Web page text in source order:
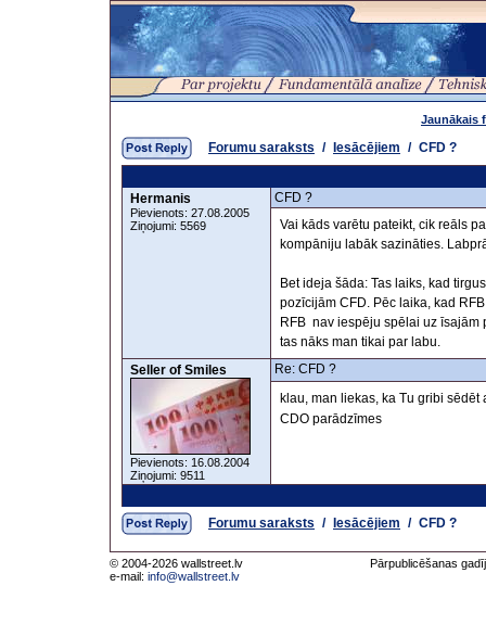
Jaunākais
Forumu saraksts / Iesācējiem / CFD ?
Hermanis
Pievienots: 27.08.2005
Ziņojumi: 5569
CFD ?
Vai kāds varētu pateikt, cik reāls
kompāniju labāk sazināties.
Bet ideja šāda: Tas laiks, kad
pozīcijām CFD. Pēc laika, kad
RFB nav iespēju spēlai uz īsajām
tas nāks man tikai par labu.
Seller of Smiles
Pievienots: 16.08.2004
Ziņojumi: 9511
Re: CFD ?
klau, man liekas, ka Tu gribi
CDO parādzīmes
Forumu saraksts / Iesācējiem / CFD ?
© 2004-2026 wallstreet.lv
e-mail: info@wallstreet.lv
Pārpublicēšanas